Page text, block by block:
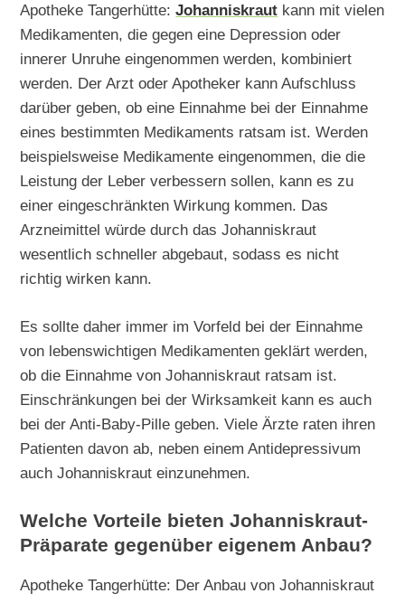
Apotheke Tangerhütte:Johanniskraut kann mit vielen
Medikamenten, die gegen eine Depression oder
innerer Unruhe eingenommen werden, kombiniert
werden. Der Arzt oder Apotheker kann Aufschluss
darüber geben, ob eine Einnahme bei der Einnahme
eines bestimmten Medikaments ratsam ist. Werden
beispielsweise Medikamente eingenommen, die die
Leistung der Leber verbessern sollen, kann es zu
einer eingeschränkten Wirkung kommen. Das
Arzneimittel würde durch das Johanniskraut
wesentlich schneller abgebaut, sodass es nicht
richtig wirken kann.
Es sollte daher immer im Vorfeld bei der Einnahme
von lebenswichtigen Medikamenten geklärt werden,
ob die Einnahme von Johanniskraut ratsam ist.
Einschränkungen bei der Wirksamkeit kann es auch
bei der Anti-Baby-Pille geben. Viele Ärzte raten ihren
Patienten davon ab, neben einem Antidepressivum
auch Johanniskraut einzunehmen.
Welche Vorteile bieten Johanniskraut-
Präparate gegenüber eigenem Anbau?
Apotheke Tangerhütte: Der Anbau von Johanniskraut